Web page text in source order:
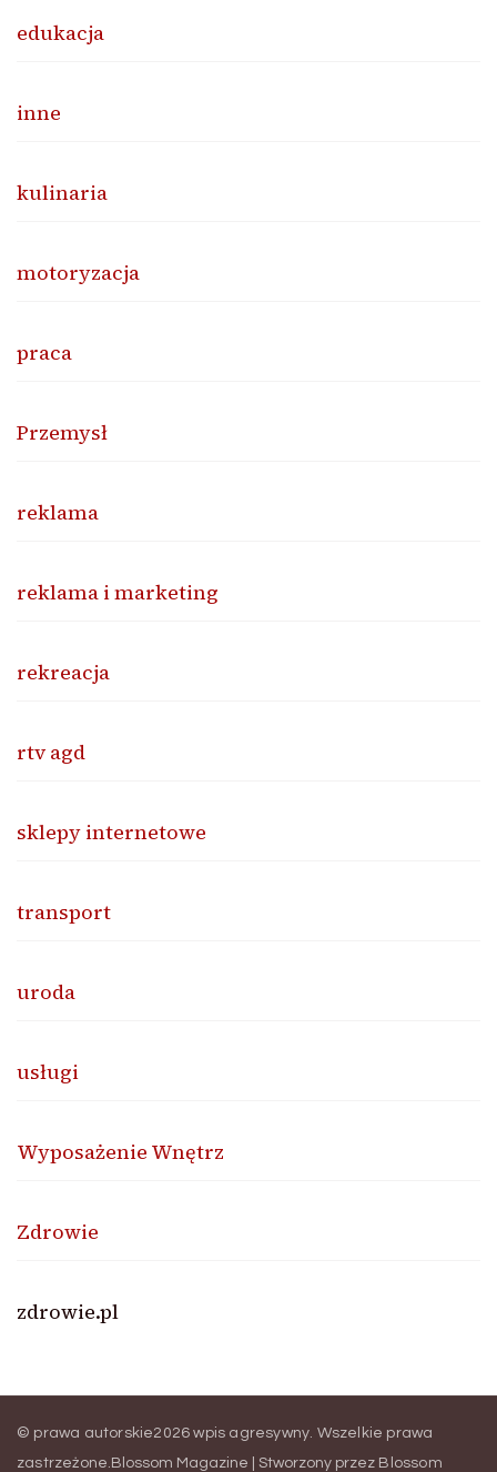
edukacja
inne
kulinaria
motoryzacja
praca
Przemysł
reklama
reklama i marketing
rekreacja
rtv agd
sklepy internetowe
transport
uroda
usługi
Wyposażenie Wnętrz
Zdrowie
zdrowie.pl
© prawa autorskie2026wpis agresywny. Wszelkie prawa
zastrzeżone.Blossom Magazine | Stworzony przez Blossom